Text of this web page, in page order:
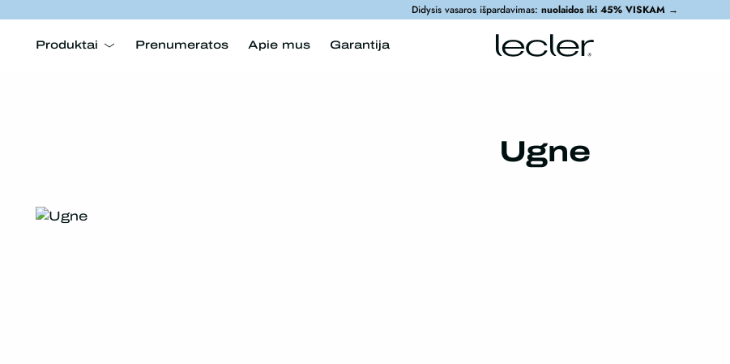
Didysis vasaros išpardavimas: nuolaidos iki 45% VISKAM→
Produktai Prenumeratos Apie mus Garantija
Ugne